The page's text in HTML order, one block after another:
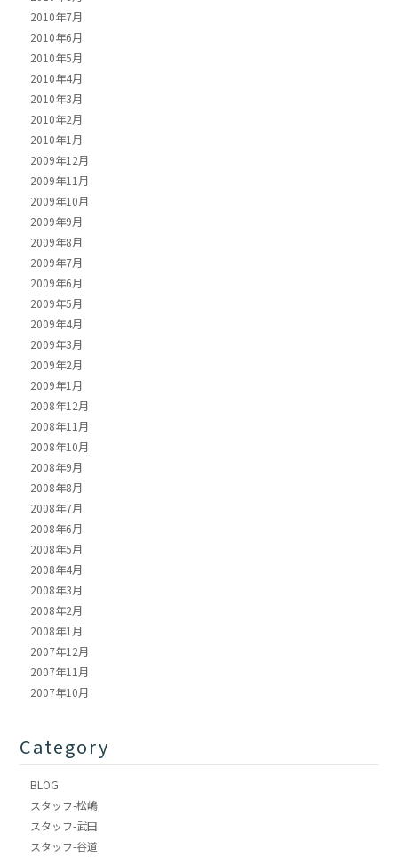
2010年7月
2010年6月
2010年5月
2010年4月
2010年3月
2010年2月
2010年1月
2009年12月
2009年11月
2009年10月
2009年9月
2009年8月
2009年7月
2009年6月
2009年5月
2009年4月
2009年3月
2009年2月
2009年1月
2008年12月
2008年11月
2008年10月
2008年9月
2008年8月
2008年7月
2008年6月
2008年5月
2008年4月
2008年3月
2008年2月
2008年1月
2007年12月
2007年11月
2007年10月
Category
BLOG
スタッフ-松嶋
スタッフ-武田
スタッフ-谷道